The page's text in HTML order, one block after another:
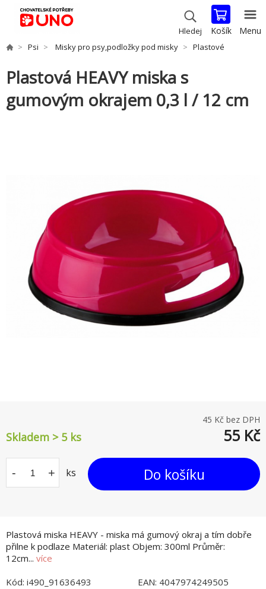
Hledej Košík Menu
Psi Misky pro psy,podložky pod misky Plastové
Plastová HEAVY miska s
gumovým okrajem 0,3 l / 12 cm
Plastová miska HEAVY - miska má gumový okraj a tím dobře
přilne k podlaze Materiál: plast Objem: 300ml Průměr:
12cm... více
45 Kč bez DPH
Skladem > 5 ks 55 Kč
- + ks Do košíku
Kód: i490_91636493 EAN: 4047974249505